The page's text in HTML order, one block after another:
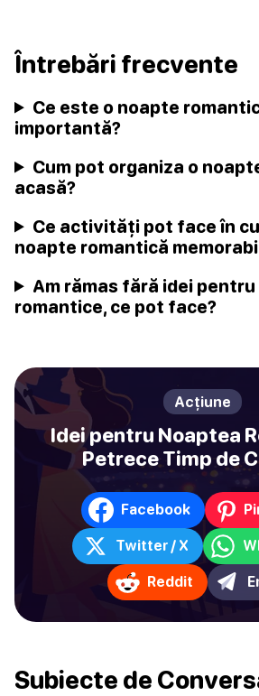
Întrebări frecvente
Ce este o noapte
importantă?
Cum pot organiza o
acasă?
Ce activități pot face în
noapte romantică
Am rămas fără idei
romantice, ce pot face?
Acțiune
Idei pentru Noaptea
Petrece Timp de
Facebook
Twitter / X
Reddit
Subiecte de